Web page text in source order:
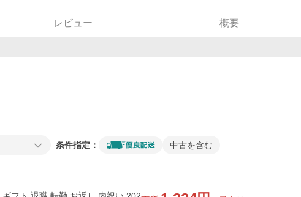
レビュー 概要
条件指定： 中古を含む